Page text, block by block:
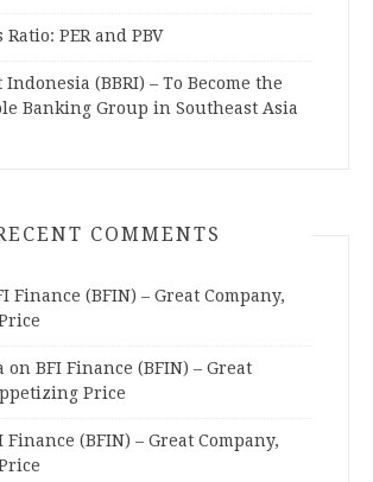
Ratio: PER and PBV
Indonesia (BBRI) – To Become the
Banking Group in Southeast Asia
COMMENTS
Finance (BFIN) – Great Company,
on BFI Finance (BFIN) – Great
Price
Finance (BFIN) – Great Company,